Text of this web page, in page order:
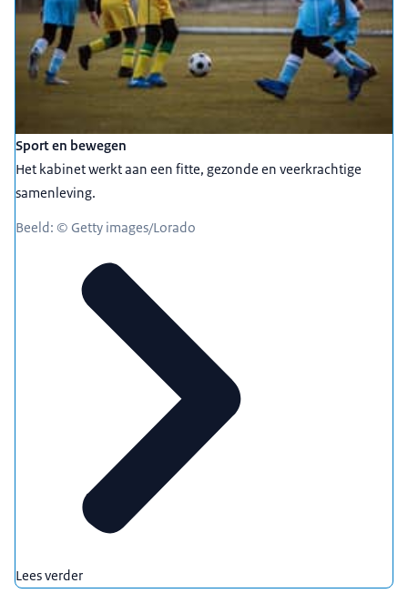
Sport en bewegen
Het kabinet werkt aan een fitte, gezonde en veerkrachtige
samenleving.
Beeld: © Getty images/Lorado
Lees verder